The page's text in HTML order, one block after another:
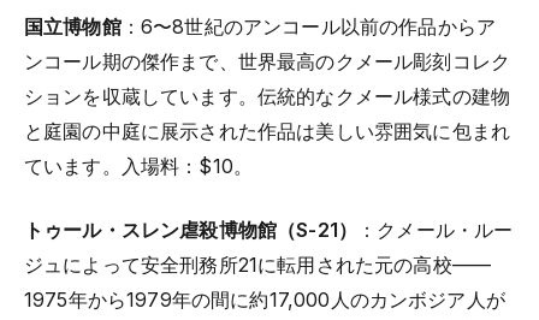
国立博物館：6〜8世紀のアンコール以前の作品からア
ンコール期の傑作まで、世界最高のクメール彫刻コレク
ションを収蔵しています。伝統的なクメール様式の建物
と庭園の中庭に展示された作品は美しい雰囲気に包まれ
ています。入場料：$10。
トゥール・スレン虐殺博物館（S-21）
：クメール・ルー
ジュによって安全刑務所21に転用された元の高校——
1975年から1979年の間に約17,000人のカンボジア人が